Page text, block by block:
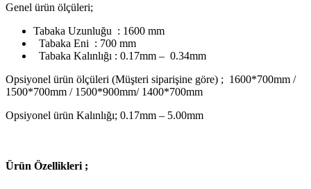
Genel ürün ölçüleri;
Tabaka Uzunluğu : 1600 mm
Tabaka Eni : 700 mm
Tabaka Kalınlığı : 0.17mm – 0.34mm
Opsiyonel ürün ölçüleri (Müşteri siparişine göre) ; 1600*700mm /
1500*700mm / 1500*900mm/ 1400*700mm
Opsiyonel ürün Kalınlığı; 0.17mm – 5.00mm
Ürün Özellikleri ;